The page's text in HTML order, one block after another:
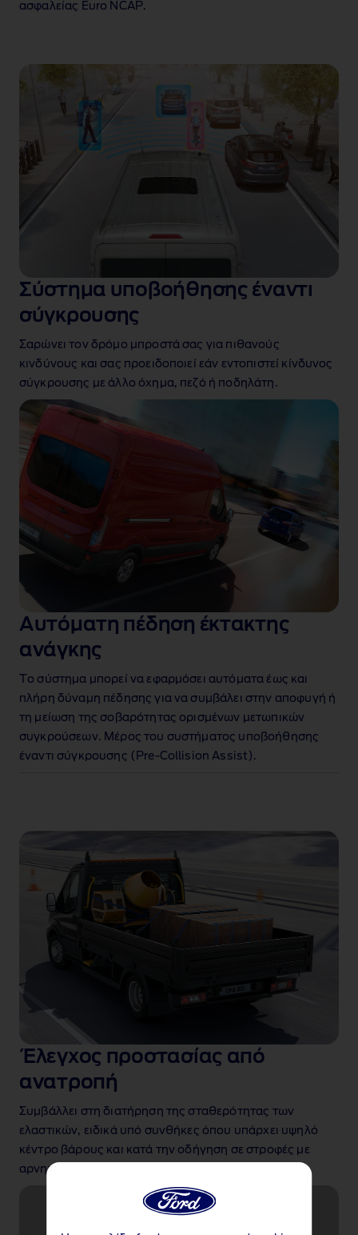
ασφαλείας Euro NCAP.
Σύστημα υποβοήθησης έναντι
σύγκρουσης
Σαρώνει τον δρόμο μπροστά σας για πιθανούς
κινδύνους και σας προειδοποιεί εάν εντοπιστεί κίνδυνος
σύγκρουσης με άλλο όχημα, πεζό ή ποδηλάτη.
Αυτόματη πέδηση έκτακτης
ανάγκης
Το σύστημα μπορεί να εφαρμόσει αυτόματα έως και
πλήρη δύναμη πέδησης για να συμβάλει στην αποφυγή ή
τη μείωση της σοβαρότητας ορισμένων μετωπικών
συγκρούσεων. Μέρος του συστήματος υποβοήθησης
έναντι σύγκρουσης (Pre‑Collision Assist).
Έλεγχος προστασίας από
ανατροπή
Συμβάλλει στη διατήρηση της σταθερότητας των
ελαστικών, ειδικά υπό συνθήκες όπου υπάρχει υψηλό
κέντρο βάρους και κατά την οδήγηση σε στροφές με
αρνητική γωνία κάμπερ